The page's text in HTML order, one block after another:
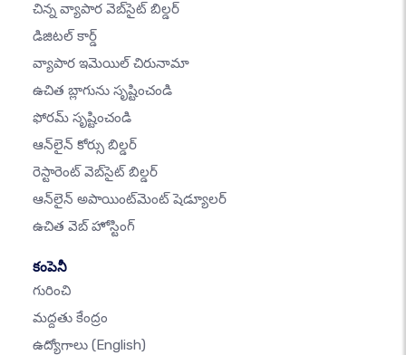
చిన్న వ్యాపార వెబ్‌సైట్ బిల్డర్
డిజిటల్ కార్డ్
వ్యాపార ఇమెయిల్ చిరునామా
ఉచిత బ్లాగును సృష్టించండి
ఫోరమ్ సృష్టించండి
ఆన్‌లైన్ కోర్సు బిల్డర్
రెస్టారెంట్ వెబ్‌సైట్ బిల్డర్
ఆన్‌లైన్ అపాయింట్‌మెంట్ షెడ్యూలర్
ఉచిత వెబ్ హోస్టింగ్
కంపెనీ
గురించి
మద్దతు కేంద్రం
ఉద్యోగాలు (English)